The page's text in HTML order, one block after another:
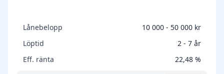
Lånebelopp
10 000 - 50 000 kr
Löptid
2 - 7 år
Eff. ränta
22,48 %